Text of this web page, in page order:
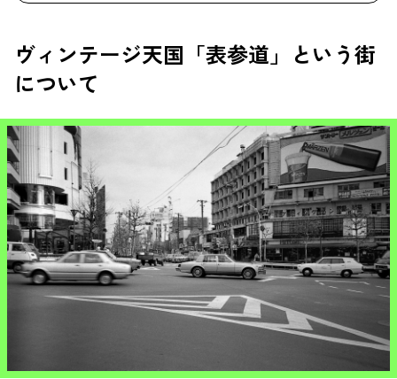
ヴィンテージ天国「表参道」という街
について